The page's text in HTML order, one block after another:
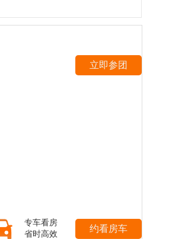
专车看房
省时高效